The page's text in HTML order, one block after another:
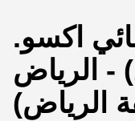
اكسو.
- الرياض